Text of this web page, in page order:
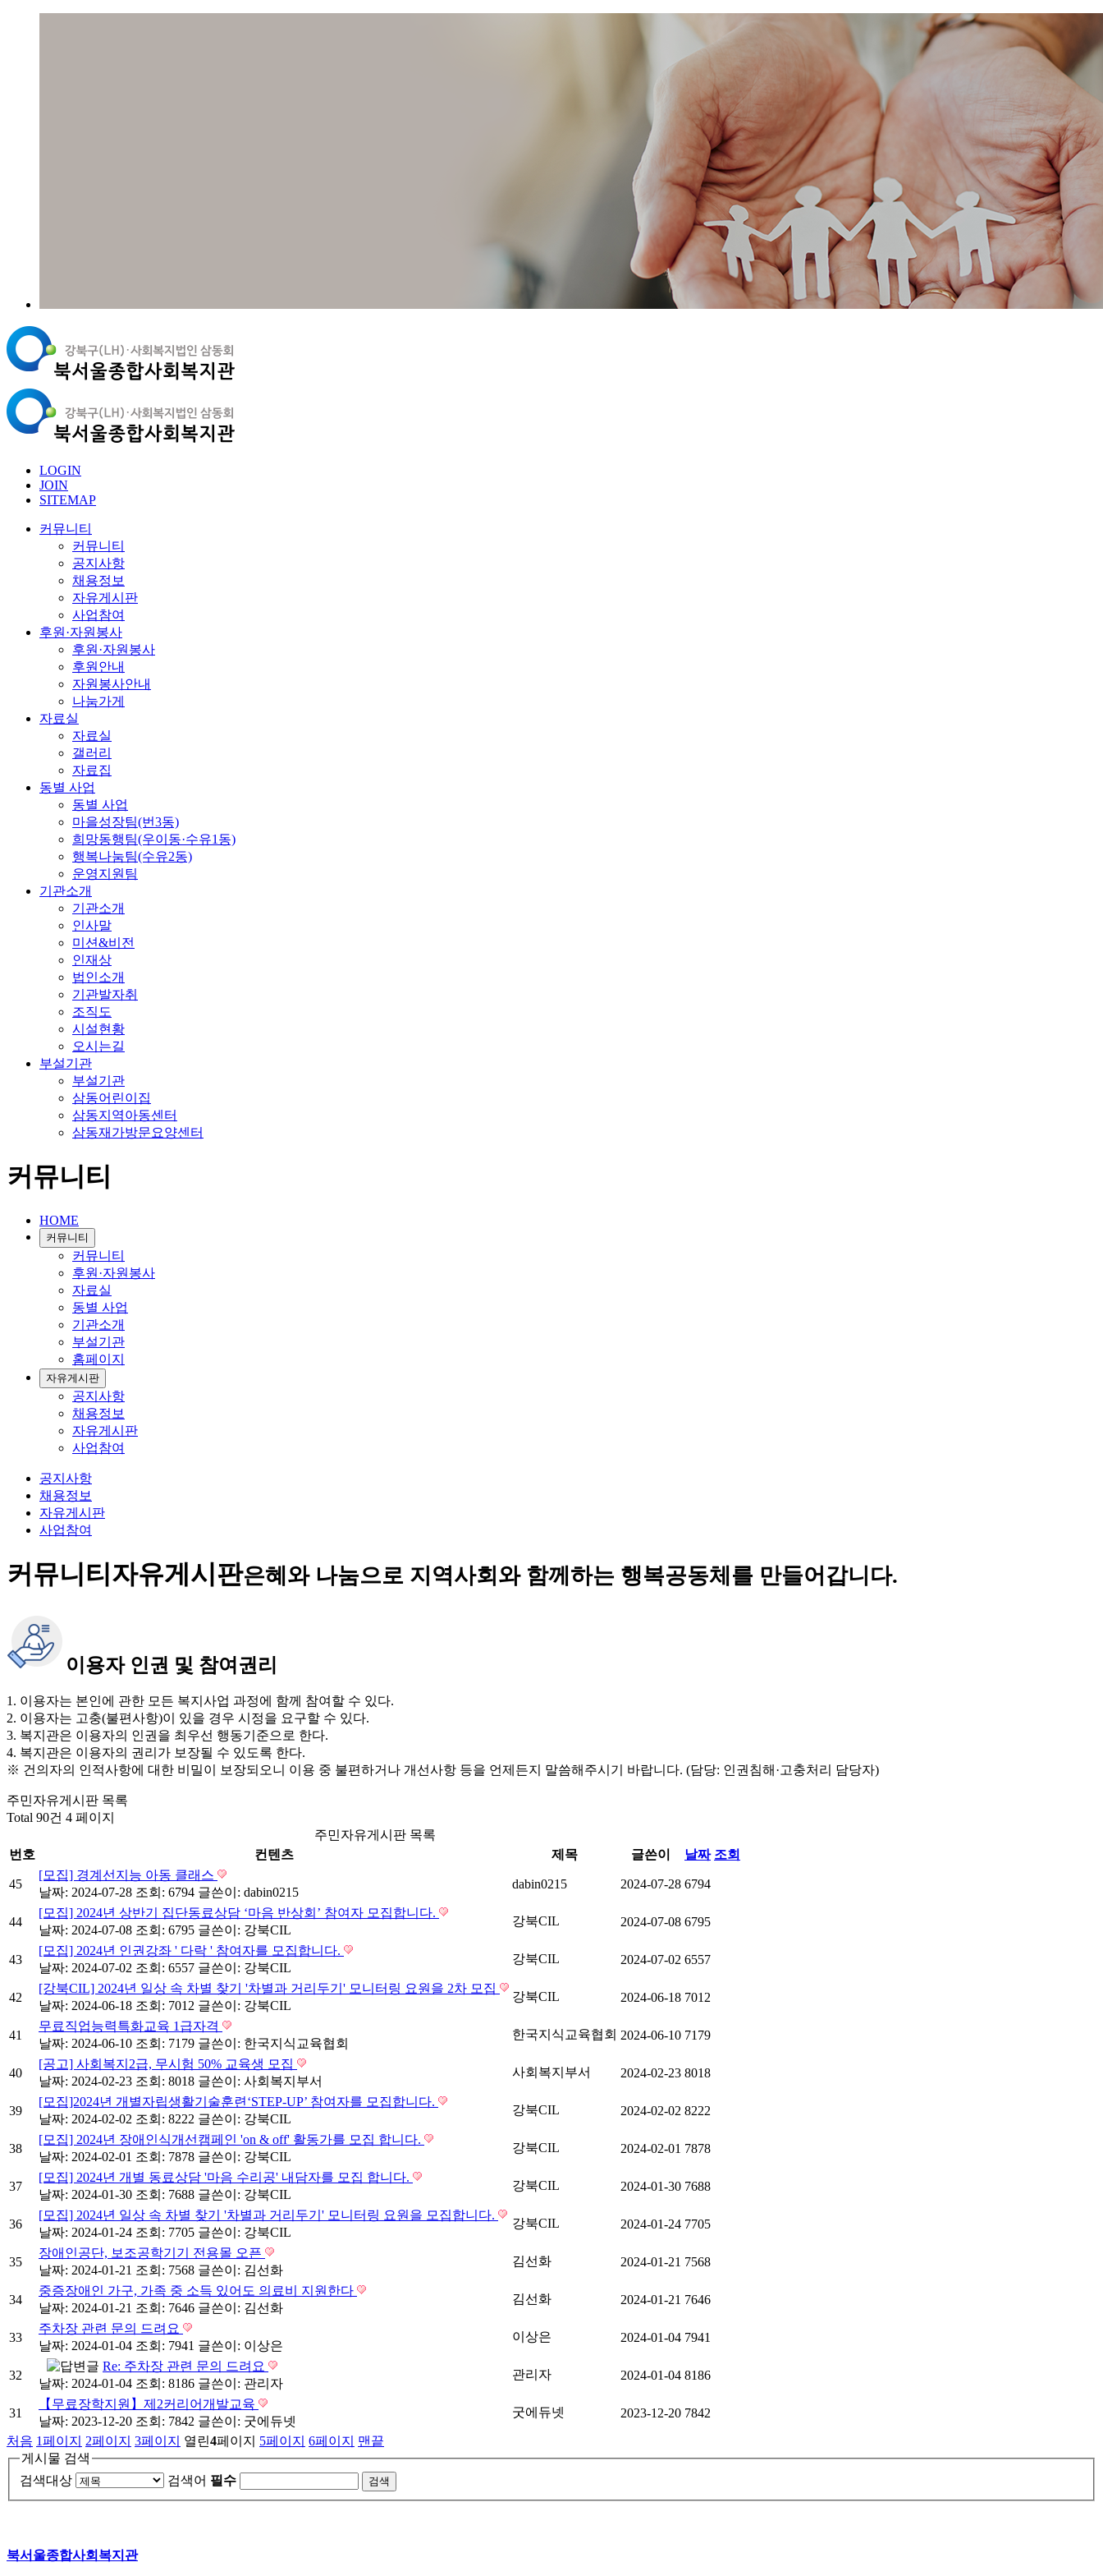
LOGIN
JOIN
SITEMAP
커뮤니티
커뮤니티
공지사항
채용정보
자유게시판
사업참여
후원·자원봉사
후원·자원봉사
후원안내
자원봉사안내
나눔가게
자료실
자료실
갤러리
자료집
동별 사업
동별 사업
마을성장팀(번3동)
희망동행팀(우이동·수유1동)
행복나눔팀(수유2동)
운영지원팀
기관소개
기관소개
인사말
미션&비전
인재상
법인소개
기관발자취
조직도
시설현황
오시는길
부설기관
부설기관
삼동어린이집
삼동지역아동센터
삼동재가방문요양센터
커뮤니티
HOME
커뮤니티
커뮤니티
후원·자원봉사
자료실
동별 사업
기관소개
부설기관
홈페이지
자유게시판
공지사항
채용정보
자유게시판
사업참여
공지사항
채용정보
자유게시판
사업참여
커뮤니티자유게시판은혜와 나눔으로 지역사회와 함께하는 행복공동체를 만들어갑니다.
이용자 인권 및 참여권리
1. 이용자는 본인에 관한 모든 복지사업 과정에 함께 참여할 수 있다.
2. 이용자는 고충(불편사항)이 있을 경우 시정을 요구할 수 있다.
3. 복지관은 이용자의 인권을 최우선 행동기준으로 한다.
4. 복지관은 이용자의 권리가 보장될 수 있도록 한다.
※ 건의자의 인적사항에 대한 비밀이 보장되오니 이용 중 불편하거나 개선사항 등을 언제든지 말씀해주시기 바랍니다. (담당: 인권침해·고충처리 담당자)
주민자유게시판 목록
Total 90건 4 페이지
주민자유게시판 목록
번호
컨텐츠 제목 글쓴이 날짜 조회
45
[모집] 경계선지능 아동 클래스
날짜: 2024-07-28 조회: 6794 글쓴이: dabin0215
dabin0215 2024-07-28 6794
44
[모집] 2024년 상반기 집단동료상담 ‘마음 반상회’ 참여자 모집합니다.
날짜: 2024-07-08 조회: 6795 글쓴이: 강북CIL
강북CIL 2024-07-08 6795
43
[모집] 2024년 인권강좌 ' 다락 ' 참여자를 모집합니다.
날짜: 2024-07-02 조회: 6557 글쓴이: 강북CIL
강북CIL 2024-07-02 6557
42
[강북CIL] 2024년 일상 속 차별 찾기 '차별과 거리두기' 모니터링 요원을 2차 모집
날짜: 2024-06-18 조회: 7012 글쓴이: 강북CIL
강북CIL 2024-06-18 7012
41
무료직업능력특화교육 1급자격
날짜: 2024-06-10 조회: 7179 글쓴이: 한국지식교육협회
한국지식교육협회 2024-06-10 7179
40
[공고] 사회복지2급, 무시험 50% 교육생 모집
날짜: 2024-02-23 조회: 8018 글쓴이: 사회복지부서
사회복지부서 2024-02-23 8018
39
[모집]2024년 개별자립생활기술훈련‘STEP-UP’ 참여자를 모집합니다.
날짜: 2024-02-02 조회: 8222 글쓴이: 강북CIL
강북CIL 2024-02-02 8222
38
[모집] 2024년 장애인식개선캠페인 'on & off' 활동가를 모집 합니다.
날짜: 2024-02-01 조회: 7878 글쓴이: 강북CIL
강북CIL 2024-02-01 7878
37
[모집] 2024년 개별 동료상담 '마음 수리공' 내담자를 모집 합니다.
날짜: 2024-01-30 조회: 7688 글쓴이: 강북CIL
강북CIL 2024-01-30 7688
36
[모집] 2024년 일상 속 차별 찾기 '차별과 거리두기' 모니터링 요원을 모집합니다.
날짜: 2024-01-24 조회: 7705 글쓴이: 강북CIL
강북CIL 2024-01-24 7705
35
장애인공단, 보조공학기기 전용몰 오픈
날짜: 2024-01-21 조회: 7568 글쓴이: 김선화
김선화 2024-01-21 7568
34
중증장애인 가구, 가족 중 소득 있어도 의료비 지원한다
날짜: 2024-01-21 조회: 7646 글쓴이: 김선화
김선화 2024-01-21 7646
33
주차장 관련 문의 드려요
날짜: 2024-01-04 조회: 7941 글쓴이: 이상은
이상은 2024-01-04 7941
32
Re: 주차장 관련 문의 드려요
날짜: 2024-01-04 조회: 8186 글쓴이: 관리자
관리자 2024-01-04 8186
31
【무료장학지원】제2커리어개발교육
날짜: 2023-12-20 조회: 7842 글쓴이: 굿에듀넷
굿에듀넷 2023-12-20 7842
처음 1페이지 2페이지 3페이지 열린4페이지 5페이지 6페이지
맨끝
게시물 검색
검색대상
검색어 필수
북서울종합사회복지관